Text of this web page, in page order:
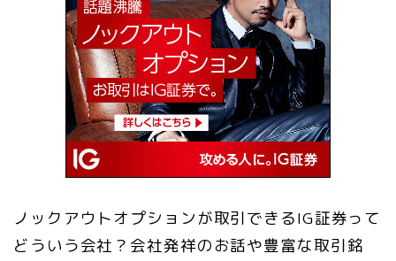
ノックアウトオプションが取引できるIG証券って
どういう会社？会社発祥のお話や豊富な取引銘